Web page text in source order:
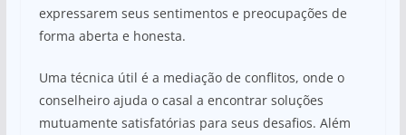
expressarem seus sentimentos e preocupações de
forma aberta e honesta.
Uma técnica útil é a mediação de conflitos, onde o
conselheiro ajuda o casal a encontrar soluções
mutuamente satisfatórias para seus desafios. Além